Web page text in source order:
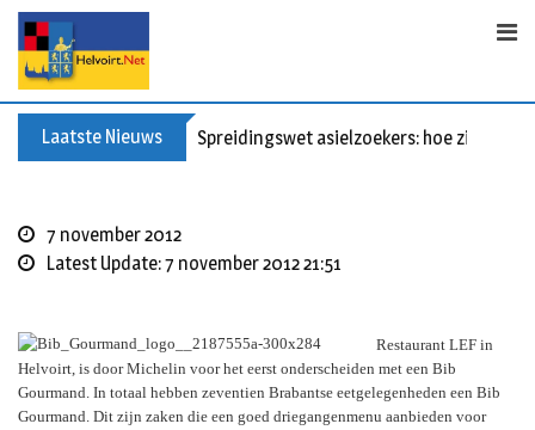
p
Laatste Nieuws Spreidingswet asielzoekers: hoe zit dat?
7 november 2012
Latest Update: 7 november 2012 21:51
Restaurant LEF in
Helvoirt, is door Michelin voor het eerst onderscheiden met een Bib
Gourmand. In totaal hebben zeventien Brabantse eetgelegenheden een Bib
Gourmand. Dit zijn zaken die een goed driegangenmenu aanbieden voor